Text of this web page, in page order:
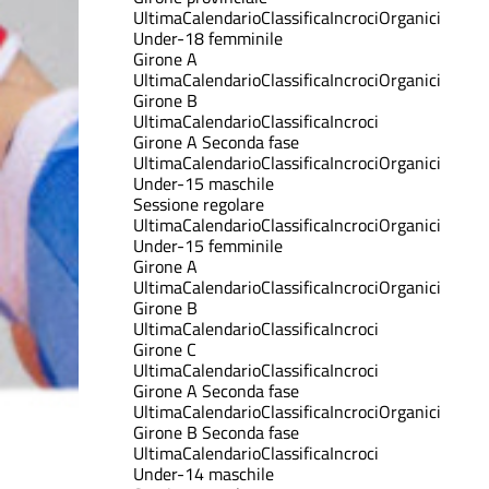
UltimaCalendarioClassificaIncrociOrganici
Under-18 femminile
Girone A
UltimaCalendarioClassificaIncrociOrganici
Girone B
UltimaCalendarioClassificaIncroci
Girone A Seconda fase
UltimaCalendarioClassificaIncrociOrganici
Under-15 maschile
Sessione regolare
UltimaCalendarioClassificaIncrociOrganici
Under-15 femminile
Girone A
UltimaCalendarioClassificaIncrociOrganici
Girone B
UltimaCalendarioClassificaIncroci
Girone C
UltimaCalendarioClassificaIncroci
Girone A Seconda fase
UltimaCalendarioClassificaIncrociOrganici
Girone B Seconda fase
UltimaCalendarioClassificaIncroci
Under-14 maschile